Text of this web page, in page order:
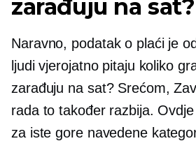
zarađuju na sat?
Naravno, podatak o plaći je
ljudi vjerojatno pitaju koliko
zarađuju na sat? Srećom,
rada to također razbija.
za iste gore navedene